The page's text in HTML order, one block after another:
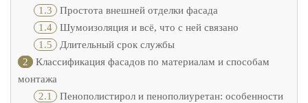
1.3 Простота внешней отделки фасада
1.4 Шумоизоляция и всё, что с ней связано
1.5 Длительный срок службы
2
Классификация фасадов по материалам и способам
монтажа
2.1 Пенополистирол и пенополиуретан: особенности